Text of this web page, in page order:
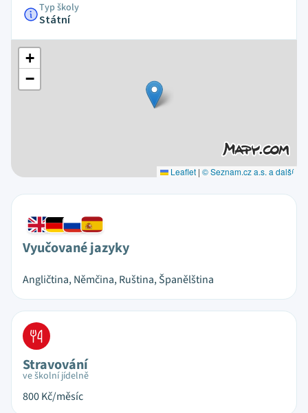
Typ školy
Státní
+
−
Leaflet | © Seznam.cz a.s. a další
Vyučované jazyky
Angličtina, Němčina, Ruština, Španělština
Stravování
ve školní jídelně
800Kč/měsíc